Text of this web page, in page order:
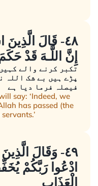
٤٨- قَالَ
إِنَّ اللَّـهَ قَدْ
تکبر کرنے والے
پڑے ہیں بے شک اللہ
فیصلہ فرما دیا ہے
say: ‘Indeed, we
has passed (the
٤٩- وَقَالَ
ادْعُوا رَبَّكُمْ
الْعَذَابِ